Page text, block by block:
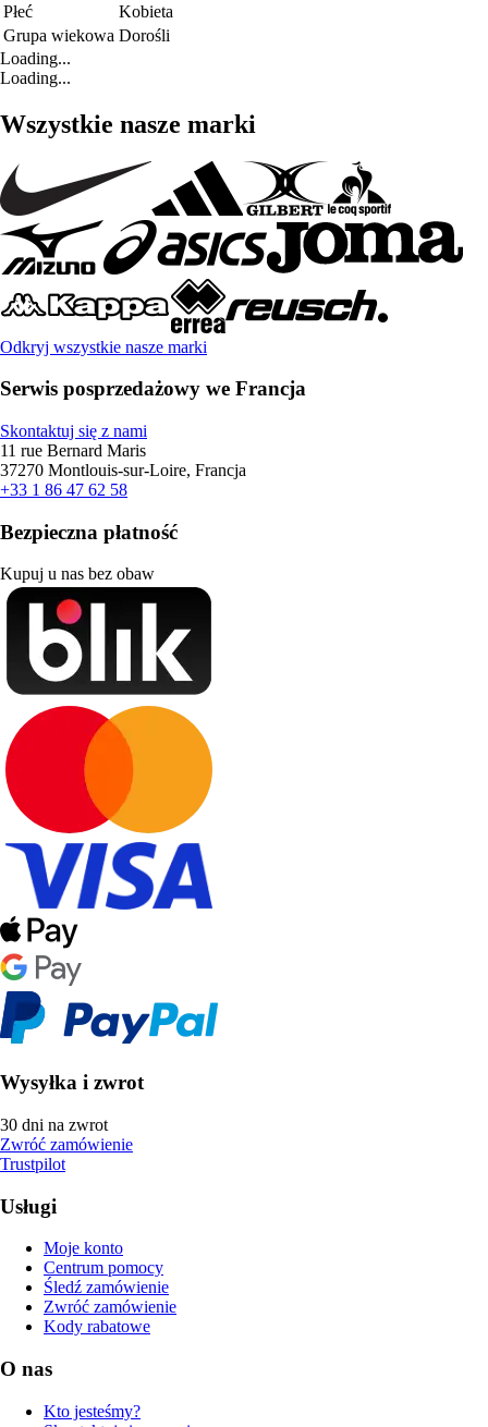
Płeć
Kobieta
Grupa wiekowa Dorośli
Loading...
Loading...
Wszystkie nasze marki
Odkryj wszystkie nasze marki
Serwis posprzedażowy we Francja
Skontaktuj się z nami
11 rue Bernard Maris
37270 Montlouis-sur-Loire, Francja
+33 1 86 47 62 58
Bezpieczna płatność
Kupuj u nas bez obaw
Wysyłka i zwrot
30 dni na zwrot
Zwróć zamówienie
Trustpilot
Usługi
Moje konto
Centrum pomocy
Śledź zamówienie
Zwróć zamówienie
Kody rabatowe
O nas
Kto jesteśmy?